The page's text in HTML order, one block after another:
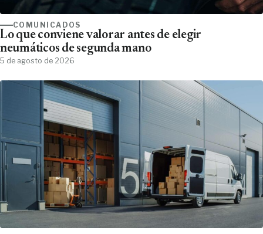
COMUNICADOS
Lo que conviene valorar antes de elegir
neumáticos de segunda mano
5 de agosto de 2026